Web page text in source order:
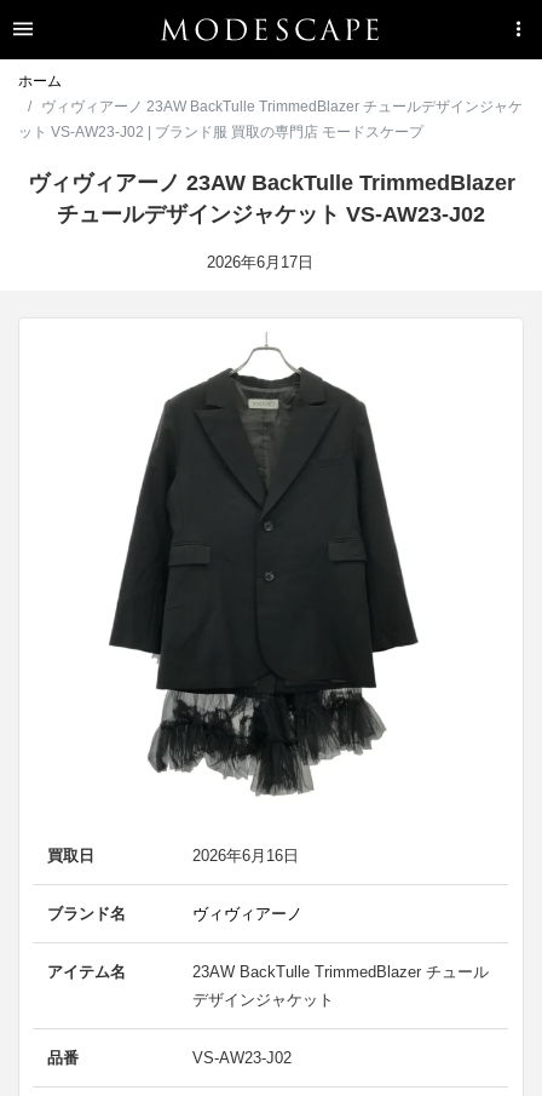
ホーム
ヴィヴィアーノ 23AW BackTulle TrimmedBlazer チュールデザインジャケ
ット VS-AW23-J02 | ブランド服 買取の専門店 モードスケープ
ヴィヴィアーノ 23AW BackTulle TrimmedBlazer
チュールデザインジャケット VS-AW23-J02
2026年6月17日
買取日 2026年6月16日
ブランド名 ヴィヴィアーノ
アイテム名
23AW BackTulle TrimmedBlazer チュール
デザインジャケット
品番 VS-AW23-J02